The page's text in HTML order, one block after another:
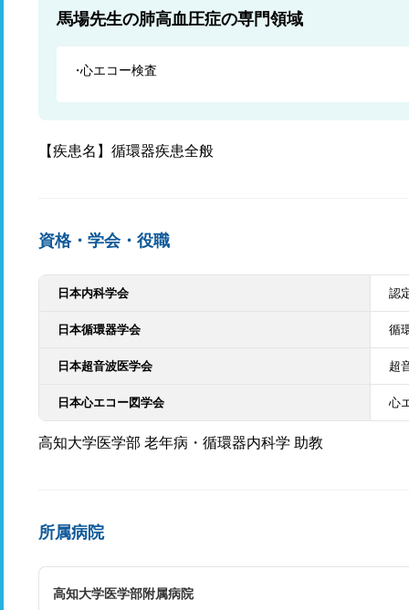
馬場先生の肺高血圧症の専門領域
心エコー検査
【疾患名】循環器疾患全般
資格・学会・役職
日本内科学会 認
日本循環器学会 循
日本超音波医学会 超
日本心エコー図学会 心
高知大学医学部 老年病・循環器内科学 助教
所属病院
高知大学医学部附属病院